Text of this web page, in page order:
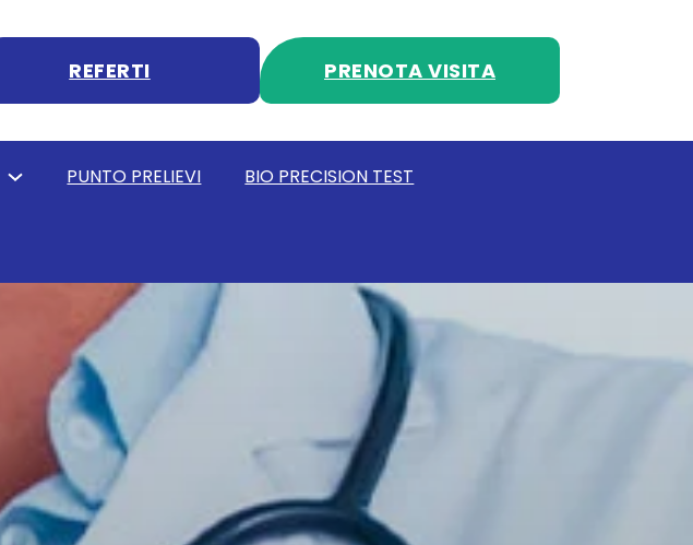
REFERTI PRENOTA VISITA
PUNTO PRELIEVI BIO PRECISION TEST